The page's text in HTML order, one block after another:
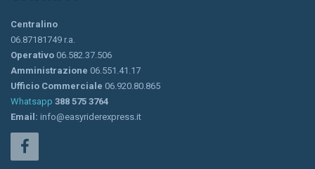
Centralino
06.87181749 r.a.
Operativo 06.582.37.506
Amministrazione 06.551.41.17
Ufficio Commerciale 06.920.80.865
Whatsapp 388 575 3764
Email: info@easyriderexpress.it